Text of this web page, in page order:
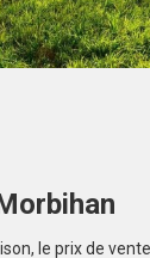
le prix de